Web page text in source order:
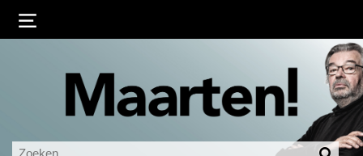
Ingelogd blijven